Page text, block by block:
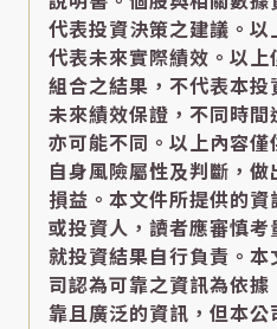
代表投資決策之建議。
代表未來實際績效。以
組合之結果，不代表本投
未來績效保證，不同時間
亦可能不同。以上內容
自身風險屬性及判斷，做
損益。本文件所提供的資
或投資人，讀者應審慎考
就投資結果自行負責。
司認為可靠之資訊為依
靠且廣泛的資訊，但本